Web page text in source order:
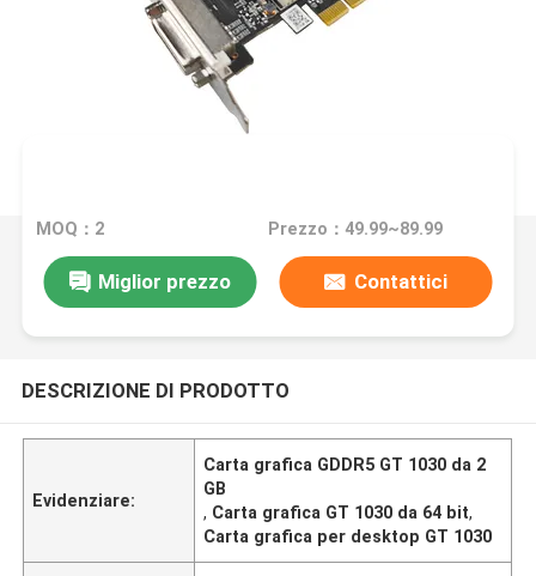
MOQ：2 Prezzo：49.99~89.99
Miglior prezzo Contattici
DESCRIZIONE DI PRODOTTO
Evidenziare:
Carta grafica GDDR5 GT 1030 da 2
GB
, Carta grafica GT 1030 da 64 bit,
Carta grafica per desktop GT 1030